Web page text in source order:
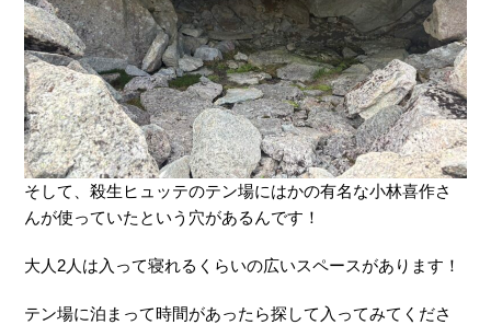
そして、殺生ヒュッテのテン場にはかの有名な小林喜作さ
んが使っていたという穴があるんです！
大人2人は入って寝れるくらいの広いスペースがあります！
テン場に泊まって時間があったら探して入ってみてくださ